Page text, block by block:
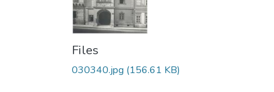
Files
030340.jpg (156.61 KB)